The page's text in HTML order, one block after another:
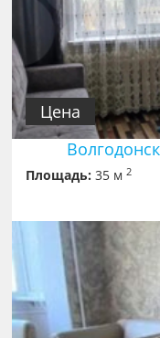
Цена
Площадь: 35 м2